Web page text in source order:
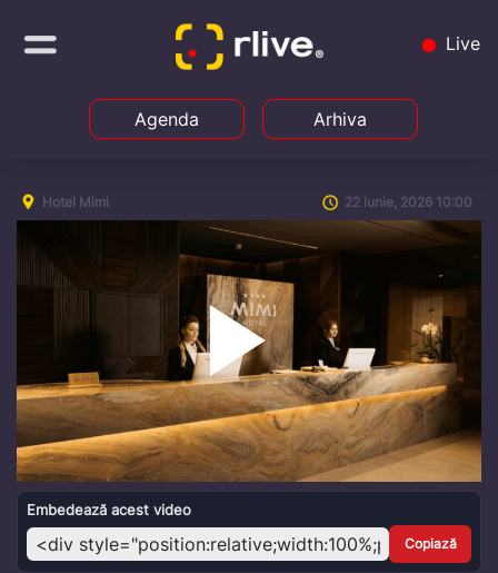
Live
Agenda Arhiva
Hotel Mimi 22 iunie, 2026 10:00
Play
Video
Embedează acest video
Copiază